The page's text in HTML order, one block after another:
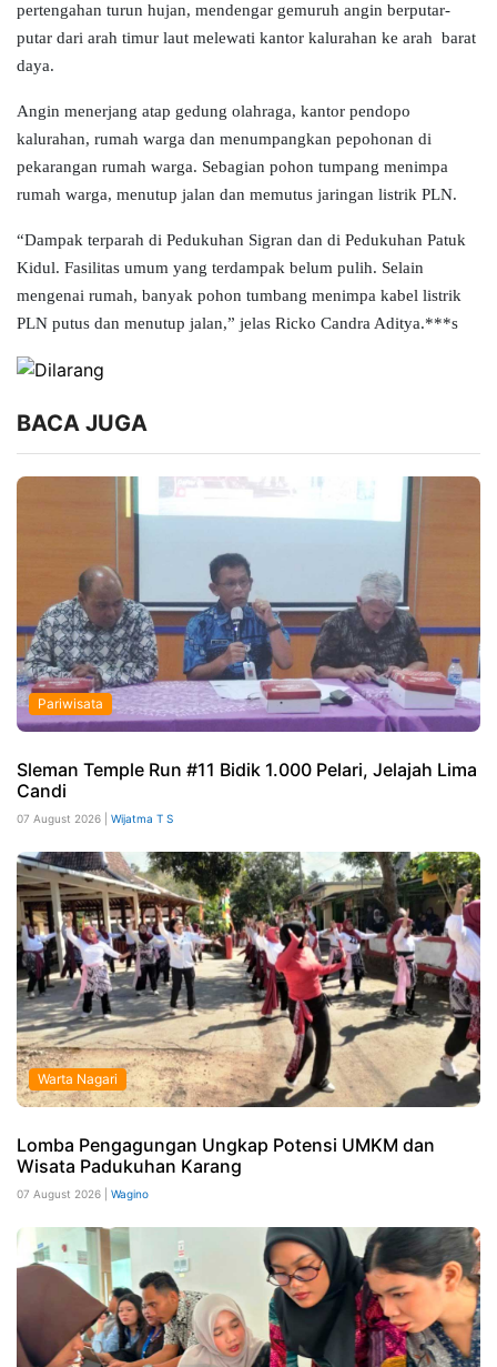
pertengahan turun hujan, mendengar gemuruh angin berputar-
putar dari arah timur laut melewati kantor kalurahan ke arah barat
daya.
Angin menerjang atap gedung olahraga, kantor pendopo
kalurahan, rumah warga dan menumpangkan pepohonan di
pekarangan rumah warga. Sebagian pohon tumpang menimpa
rumah warga, menutup jalan dan memutus jaringan listrik PLN.
“Dampak terparah di Pedukuhan Sigran dan di Pedukuhan Patuk
Kidul. Fasilitas umum yang terdampak belum pulih. Selain
mengenai rumah, banyak pohon tumbang menimpa kabel listrik
PLN putus dan menutup jalan,” jelas Ricko Candra Aditya.***s
BACA JUGA
Pariwisata
Sleman Temple Run #11 Bidik 1.000 Pelari, Jelajah Lima
Candi
07 August 2026 | Wijatma T S
Warta Nagari
Lomba Pengagungan Ungkap Potensi UMKM dan
Wisata Padukuhan Karang
07 August 2026 | Wagino